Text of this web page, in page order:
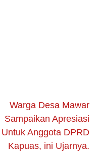
Warga Desa Mawar
Sampaikan Apresiasi
Untuk Anggota DPRD
Kapuas, ini Ujarnya.